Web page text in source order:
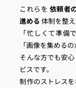
これらを 依頼者
進める 体制を整え
「忙しくて準備
「画像を集めるの
そんな方でも安
ビスです。
制作のストレス